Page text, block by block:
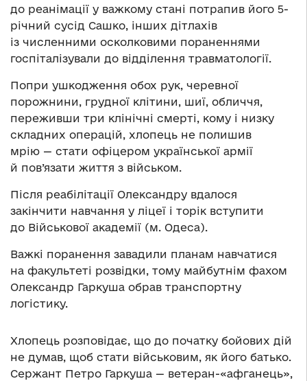
до реанімації у важкому стані потрапив його 5-
річний сусід Сашко, інших дітлахів
із численними осколковими пораненнями
госпіталізували до відділення травматології.
Попри ушкодження обох рук, черевної
порожнини, грудної клітини, шиї, обличчя,
переживши три клінічні смерті, кому і низку
складних операцій, хлопець не полишив
мрію — стати офіцером української армії
й пов’язати життя з військом.
Після реабілітації Олександру вдалося
закінчити навчання у ліцеї і торік вступити
до Військової академії (м. Одеса).
Важкі поранення завадили планам навчатися
на факультеті розвідки, тому майбутнім фахом
Олександр Гаркуша обрав транспортну
логістику.
Хлопець розповідає, що до початку бойових дій
не думав, щоб стати військовим, як його батько.
Сержант Петро Гаркуша — ветеран-«афганець»,